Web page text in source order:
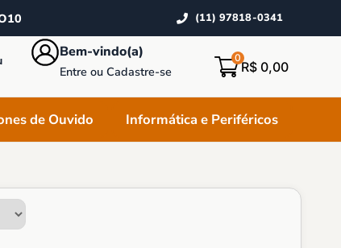
(11) 97818-0341
Bem-vindo(a)
Entre ou Cadastre-se R$ 0,00
0
de Ouvido Informática e Periféricos